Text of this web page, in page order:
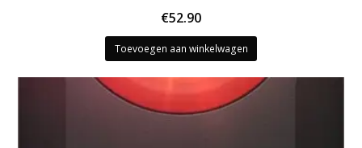
€52.90
Toevoegen aan winkelwagen